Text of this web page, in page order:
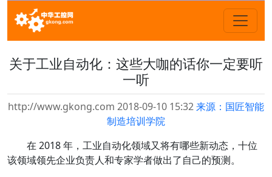
关于工业自动化：这些大咖的话你一定要听
一听
http://www.gkong.com 2018-09-10 15:32来源：国匠智能
制造培训学院
在 2018 年，工业自动化领域又将有哪些新动态，十位
该领域领先企业负责人和专家学者做出了自己的预测。